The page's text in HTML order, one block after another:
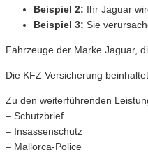
Beispiel 2: Ihr Jaguar
Beispiel 3: Sie
Fahrzeuge der Marke Jaguar,
Die KFZ Versicherung
Zu den weiterführenden
– Schutzbrief
– Insassenschutz
– Mallorca-Police